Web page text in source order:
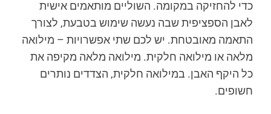
כדי להחזיקה במקומה. השוליים מותאמים אישית
לאבן הספציפית שבה נעשה שימוש בטבעת, לצורך
התאמה מאובטחת. יש לכם שתי אפשרויות – מילואה
מלאה או מילואה חלקית. מילואה מלאה מקיפה את
כל היקף האבן. במילואה חלקית, הצדדים נותרים
חשופים.